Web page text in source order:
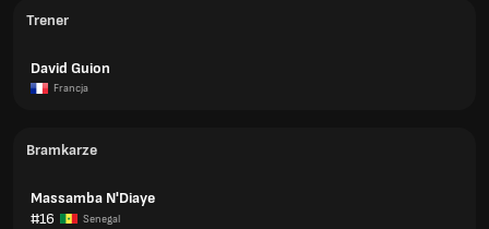
Trener
David Guion
Francja
Bramkarze
Massamba N'Diaye
#16
Senegal